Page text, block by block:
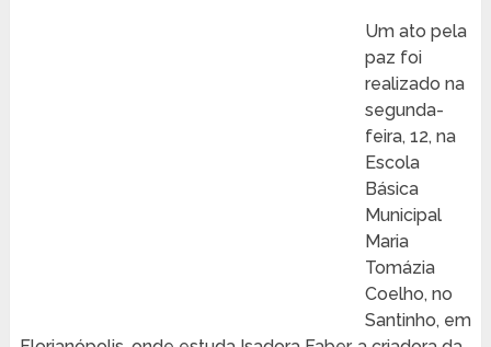
Um ato pela
paz foi
realizado na
segunda-
feira, 12, na
Escola
Básica
Municipal
Maria
Tomázia
Coelho, no
Santinho, em